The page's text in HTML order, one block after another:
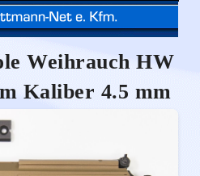
Weihrauch HW
Kaliber 4.5 mm